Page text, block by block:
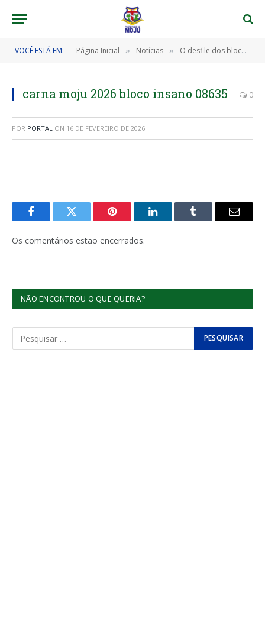
VOCÊ ESTÁ EM: Página Inicial » Notícias » O desfile dos blocos no corredor da folia foi simplesmente incrível! 🎉✨
carna moju 2026 bloco insano 08635 0
POR PORTAL ON 16 DE FEVEREIRO DE 2026
FacebookTwitter Pinterest LinkedInTumblr
E-
Os comentários estão encerrados.
NÃO ENCONTROU O QUE QUERIA?